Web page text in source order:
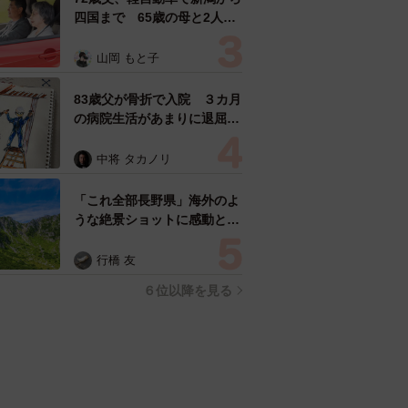
四国まで 65歳の母と2人で
憩まで分刻み… 「大学生で
山岡 もと子
83歳父が骨折で入院 ３カ月
の病院生活があまりに退屈で
い！」→スケッチブックを見
すよ…」
中将 タカノリ
「これ全部長野県」海外のよ
うな絶景ショットに感動と反
ったんだって気づいた」
行橋 友
６位以降を見る